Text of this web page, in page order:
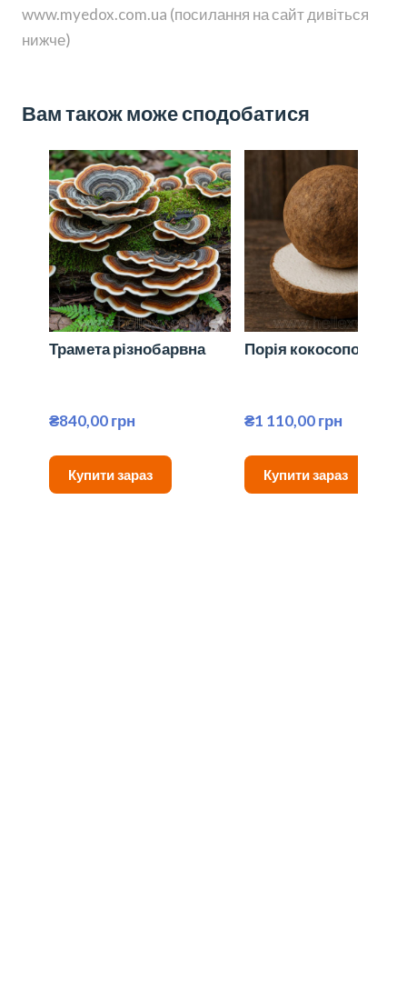
www.myedox.com.ua (посилання на сайт дивіться
нижче)
Вам також може сподобатися
Трамета різнобарвна
₴840,00 грн
Купити зараз
Порія кокосоподібна
₴1 110,00 грн
Купити зараз